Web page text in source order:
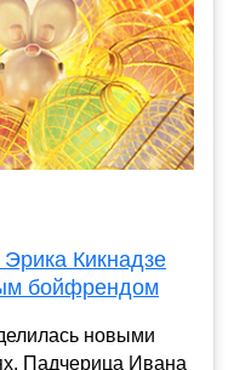
Кикнадзе
бойфрендом
новыми
Падчерица Ивана